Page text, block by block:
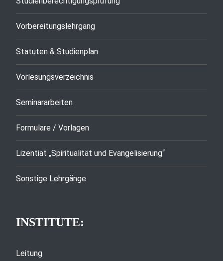
Vorbereitungslehrgang
Statuten & Studienplan
Vorlesungsverzeichnis
Seminararbeiten
Formulare / Vorlagen
Lizentiat „Spiritualität und Evangelisierung“
Sonstige Lehrgänge
INSTITUTE:
Leitung